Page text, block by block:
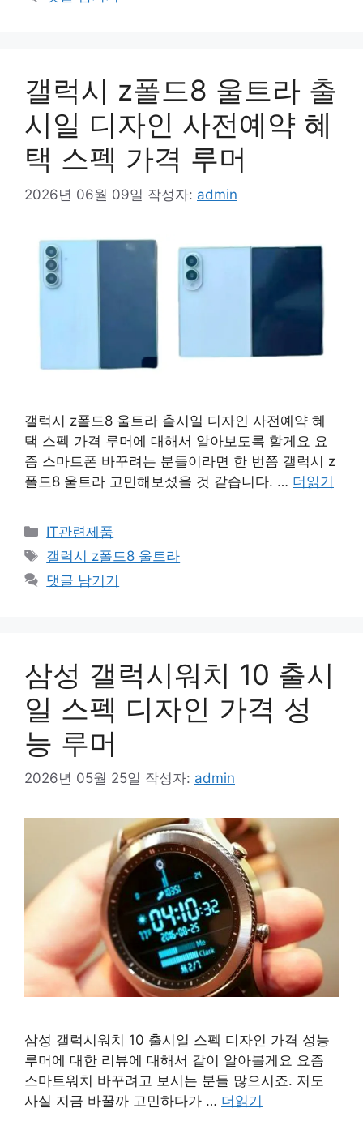
리
갤럭시 z폴드8 울트라 출
시일 디자인 사전예약 혜
택 스펙 가격 루머
2026년 06월 09일 작성자: admin
갤럭시 z폴드8 울트라 출시일 디자인 사전예약 혜
택 스펙 가격 루머에 대해서 알아보도록 할게요 요
즘 스마트폰 바꾸려는 분들이라면 한 번쯤 갤럭시 z
폴드8 울트라 고민해보셨을 것 같습니다. … 더읽기
카
테
리
IT관련제품
태
그
갤럭시 z폴드8 울트라
댓글 남기기
삼성 갤럭시워치 10 출시
일 스펙 디자인 가격 성
능 루머
2026년 05월 25일 작성자: admin
삼성 갤럭시워치 10 출시일 스펙 디자인 가격 성능
루머에 대한 리뷰에 대해서 같이 알아볼게요 요즘
스마트워치 바꾸려고 보시는 분들 많으시죠. 저도
사실 지금 바꿀까 고민하다가 … 더읽기